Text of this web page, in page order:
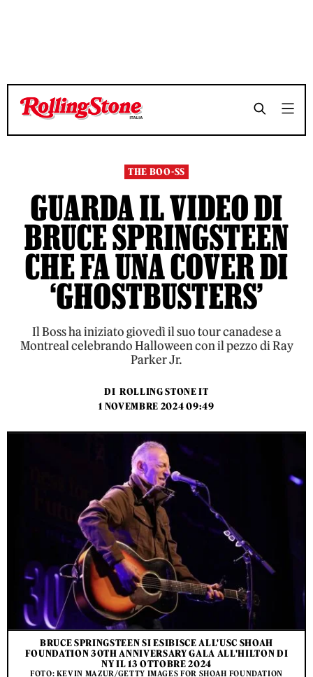
TEMPO DI LETTURA 3 MINUTI SHARE
TEMPO DI LETTURA 3 MINUTI SHARE
THE BOO-SS
GUARDA IL VIDEO DI
BRUCE SPRINGSTEEN
CHE FA UNA COVER DI
‘GHOSTBUSTERS’
Il Boss ha iniziato giovedì il suo tour canadese a
Montreal celebrando Halloween con il pezzo di Ray
Parker Jr.
DI ROLLING STONE IT
1 NOVEMBRE 2024 09:49
BRUCE SPRINGSTEEN SI ESIBISCE ALL'USC SHOAH
FOUNDATION 30TH ANNIVERSARY GALA ALL'HILTON DI
NY IL 13 OTTOBRE 2024
FOTO: KEVIN MAZUR/GETTY IMAGES FOR SHOAH FOUNDATION